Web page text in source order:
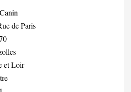
de Paris
et Loir